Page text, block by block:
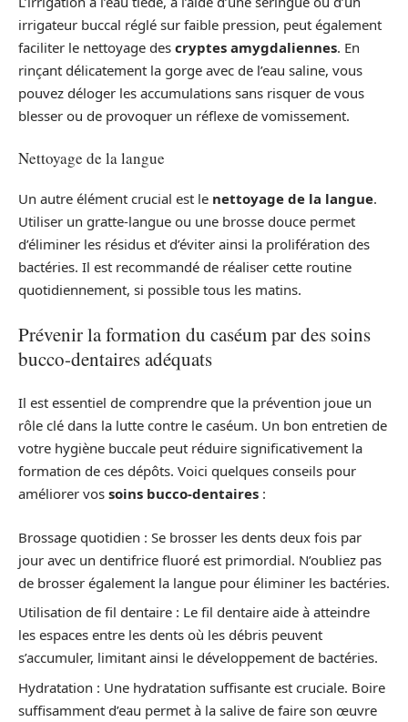
irrigateur buccal réglé sur faible pression, peut également
faciliter le nettoyage des cryptes amygdaliennes. En
rinçant délicatement la gorge avec de l’eau saline, vous
pouvez déloger les accumulations sans risquer de vous
blesser ou de provoquer un réflexe de vomissement.
Nettoyage de la langue
Un autre élément crucial est le nettoyage de la langue.
Utiliser un gratte-langue ou une brosse douce permet
d’éliminer les résidus et d’éviter ainsi la prolifération des
bactéries. Il est recommandé de réaliser cette routine
quotidiennement, si possible tous les matins.
Prévenir la formation du caséum par des soins
bucco-dentaires adéquats
Il est essentiel de comprendre que la prévention joue un
rôle clé dans la lutte contre le caséum. Un bon entretien de
votre hygiène buccale peut réduire significativement la
formation de ces dépôts. Voici quelques conseils pour
améliorer vos soins bucco-dentaires :
Brossage quotidien : Se brosser les dents deux fois par
jour avec un dentifrice fluoré est primordial. N’oubliez pas
de brosser également la langue pour éliminer les bactéries.
Utilisation de fil dentaire : Le fil dentaire aide à atteindre
les espaces entre les dents où les débris peuvent
s’accumuler, limitant ainsi le développement de bactéries.
Hydratation : Une hydratation suffisante est cruciale. Boire
suffisamment d’eau permet à la salive de faire son œuvre